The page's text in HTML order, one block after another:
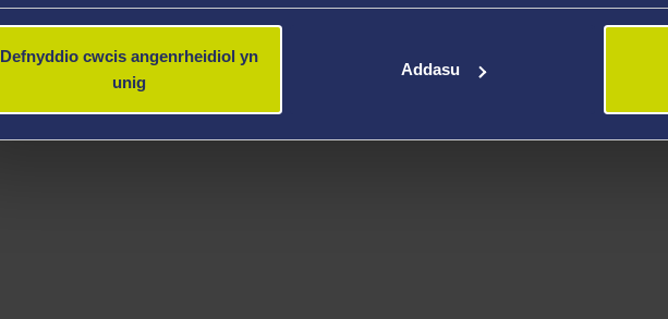
Defnyddio cwcis angenrheidiol yn
unig
Addasu